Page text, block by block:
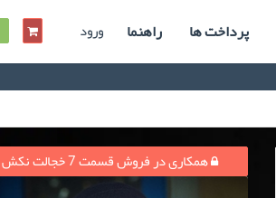
پرداخت ها راهنما ورود
همکاری در فروش قسمت 7 خجالت نکش